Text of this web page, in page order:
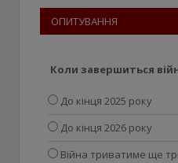
ОПИТУВАННЯ
Коли завершиться
До кінця 2025 року
До кінця 2026 року
Війна триватиме ще